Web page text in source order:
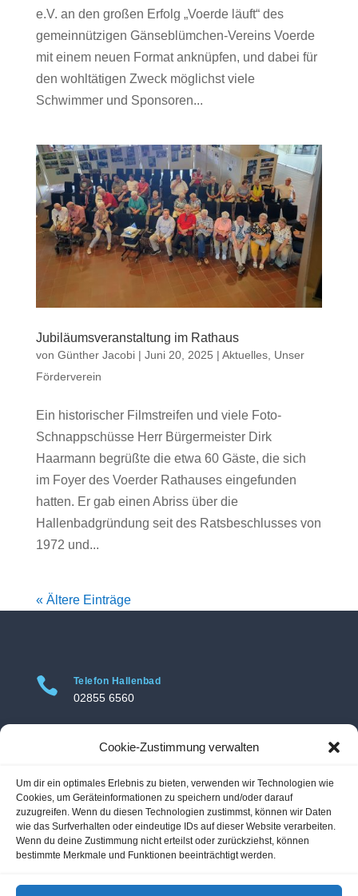
Cookie-Zustimmung verwalten
Um dir ein optimales Erlebnis zu bieten, verwenden wir Technologien wie
Cookies, um Geräteinformationen zu speichern und/oder darauf
zuzugreifen. Wenn du diesen Technologien zustimmst, können wir Daten
wie das Surfverhalten oder eindeutige IDs auf dieser Website verarbeiten.
Wenn du deine Zustimmung nicht erteilst oder zurückziehst, können
bestimmte Merkmale und Funktionen beeinträchtigt werden.
e.V. an den großen Erfolg „Voerde läuft“ des
gemeinnützigen Gänseblümchen-Vereins Voerde
mit einem neuen Format anknüpfen, und dabei für
den wohltätigen Zweck möglichst viele
Schwimmer und Sponsoren...
Jubiläumsveranstaltung im Rathaus
von Günther Jacobi| Juni 20, 2025 | Aktuelles, Unser
Förderverein
Ein historischer Filmstreifen und viele Foto-
Schnappschüsse Herr Bürgermeister Dirk
Haarmann begrüßte die etwa 60 Gäste, die sich
im Foyer des Voerder Rathauses eingefunden
hatten. Er gab einen Abriss über die
Hallenbadgründung seit des Ratsbeschlusses von
1972 und...
« Ältere Einträge
 Telefon Hallenbad
02855 6560
02855 3469
 Adresse Hallenbad
Hallenbad Voerde
Am Hallenbad 11
46562 Voerde-Friedrichsfeld